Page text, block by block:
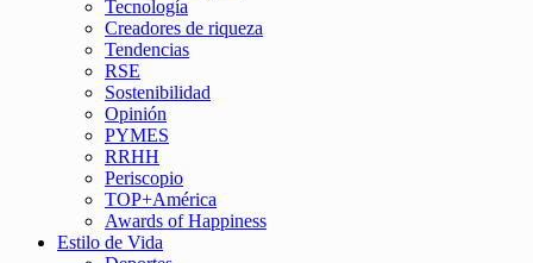
Tecnología
Creadores de riqueza
Tendencias
RSE
Sostenibilidad
Opinión
PYMES
RRHH
Periscopio
TOP+América
Awards of Happiness
Estilo de Vida